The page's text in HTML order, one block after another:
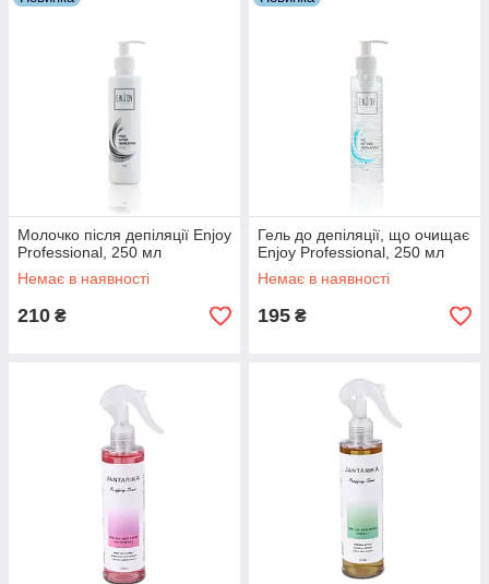
Молочко після депіляції Enjoy
Professional, 250 мл
Немає в наявності
210 ₴
Гель до депіляції, що очищає
Еnjoy Рrofessional, 250 мл
Немає в наявності
195 ₴